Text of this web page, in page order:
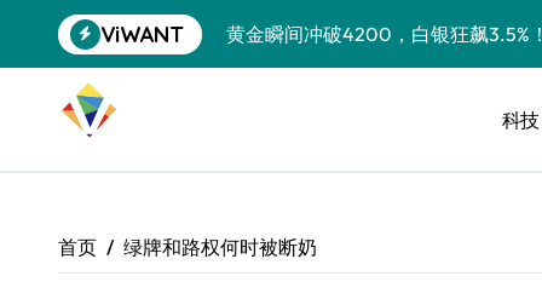
到
ViWANT
黄金瞬间冲破4200，白银狂飙3.5%
Peloton 新车实测：屏幕能转、风扇
Xbox七月大崩盘：裁员3200、卖工
谷歌DeepMind创始人辞去CEO，但
科技
首页 绿牌和路权何时被断奶